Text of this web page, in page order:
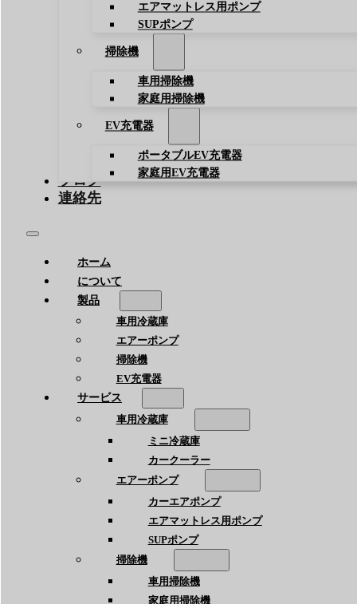
エアマットレス用ポンプ
SUPポンプ
掃除機
車用掃除機
家庭用掃除機
EV充電器
ポータブルEV充電器
家庭用EV充電器
ブログ
連絡先
ホーム
について
製品
車用冷蔵庫
エアーポンプ
掃除機
EV充電器
サービス
車用冷蔵庫
ミニ冷蔵庫
カークーラー
エアーポンプ
カーエアポンプ
エアマットレス用ポンプ
SUPポンプ
掃除機
車用掃除機
家庭用掃除機